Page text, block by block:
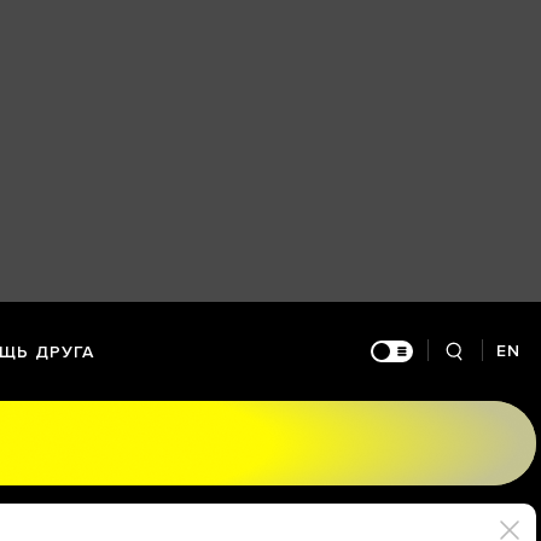
ДРУГА EN